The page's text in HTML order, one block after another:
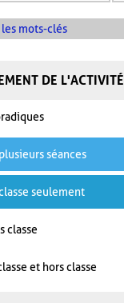
mots-clés
DE L'ACTIVITÉ
séances
seulement
classe
et hors classe